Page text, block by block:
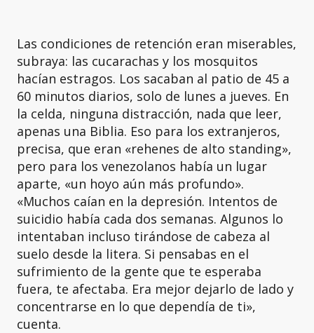
Las condiciones de retención eran miserables,
subraya: las cucarachas y los mosquitos
hacían estragos. Los sacaban al patio de 45 a
60 minutos diarios, solo de lunes a jueves. En
la celda, ninguna distracción, nada que leer,
apenas una Biblia. Eso para los extranjeros,
precisa, que eran «rehenes de alto standing»,
pero para los venezolanos había un lugar
aparte, «un hoyo aún más profundo».
«Muchos caían en la depresión. Intentos de
suicidio había cada dos semanas. Algunos lo
intentaban incluso tirándose de cabeza al
suelo desde la litera. Si pensabas en el
sufrimiento de la gente que te esperaba
fuera, te afectaba. Era mejor dejarlo de lado y
concentrarse en lo que dependía de ti»,
cuenta.